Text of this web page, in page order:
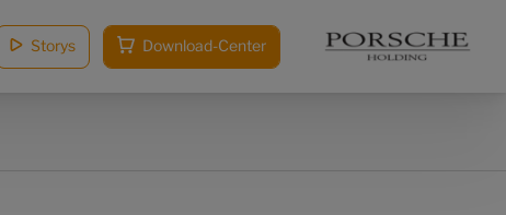
Storys Download-Center